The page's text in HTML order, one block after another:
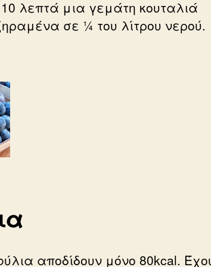
λεπτά μια γεμάτη κουταλιά
σε ¼ του λίτρου νερού.
αποδίδουν μόνο 80kcal.